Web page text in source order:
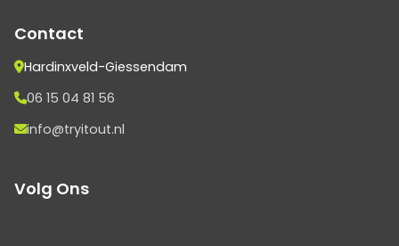
Contact
Hardinxveld-Giessendam
06 15 04 81 56
info@tryitout.nl
Volg Ons